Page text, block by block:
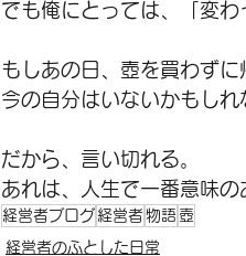
でも俺にとっては、「変わ
もしあの日、壺を買わず
今の自分はいないかもしれ
だから、言い切れる。
あれは、人生で一番意味の
経営者ブログ 経営者物語 壺
経営者のふとした日常